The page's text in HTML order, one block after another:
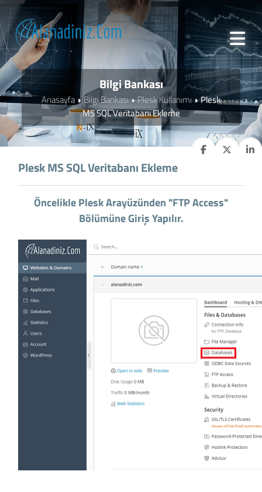
Bilgi Bankası
Anasayfa Bilgi Bankası Plesk Kullanımı
Plesk
MS SQL Veritabanı Ekleme
Plesk MS SQL Veritabanı Ekleme
Öncelikle Plesk Arayüzünden "FTP Access"
Bölümüne Giriş Yapılır.